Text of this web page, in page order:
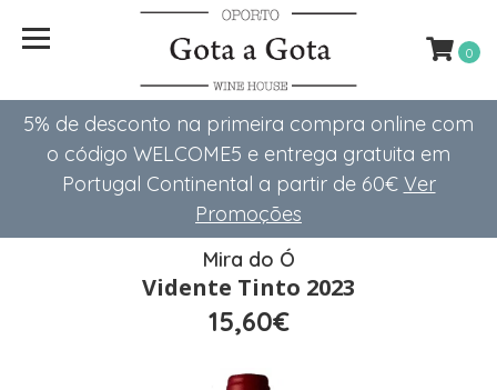
5% de desconto na primeira compra online com
o código WELCOME5 e entrega gratuita em
Portugal Continental a partir de 60€ Ver
Promoções
0
Mira do Ó
Vidente Tinto 2023
15,60€